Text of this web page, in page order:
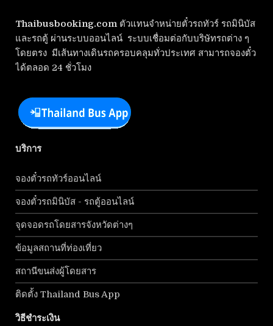
Thaibusbooking.com ตัวแทนจำหน่ายตั๋วรถทัวร์ รถมินิบัส
และรถตู้ ผ่านระบบออนไลน์ ระบบเชื่อมต่อกับบริษัทรถต่าง ๆ
โดยตรง มีเส้นทางเดินรถครอบคลุมทั่วประเทศ สามารถจองตั๋ว
ได้ตลอด 24 ชั่วโมง
บริการ
จองตั๋วรถทัวร์ออนไลน์
จองตั๋วรถมินิบัส - รถตู้ออนไลน์
จุดจอดรถโดยสารจังหวัดต่างๆ
ข้อมูลสถานที่ท่องเที่ยว
สถานีขนส่งผู้โดยสาร
ติดตั้ง Thailand Bus App
วิธีชำระเงิน